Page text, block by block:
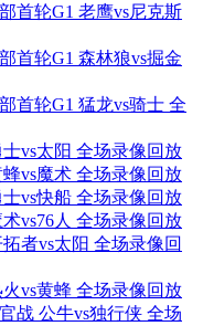
首轮G1 老鹰vs尼克斯
首轮G1 森林狼vs掘金
首轮G1 猛龙vs骑士 全
vs太阳 全场录像回放
vs魔术 全场录像回放
vs快船 全场录像回放
vs76人 全场录像回放
者vs太阳 全场录像回
vs黄蜂 全场录像回放
战 公牛vs独行侠 全场